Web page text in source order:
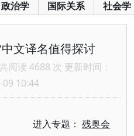
政治学 国际关系 社会学
文译名值得探讨
阅读 4688 次 更新时间：
09 10:44
进入专题：残奥会